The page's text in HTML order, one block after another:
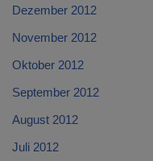
Dezember 2012
November 2012
Oktober 2012
September 2012
August 2012
Juli 2012